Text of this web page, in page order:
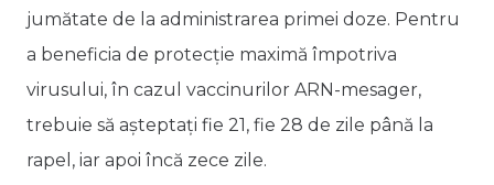
jumătate de la administrarea primei doze. Pentru
a beneficia de protecție maximă împotriva
virusului, în cazul vaccinurilor ARN-mesager,
trebuie să așteptați fie 21, fie 28 de zile până la
rapel, iar apoi încă zece zile.